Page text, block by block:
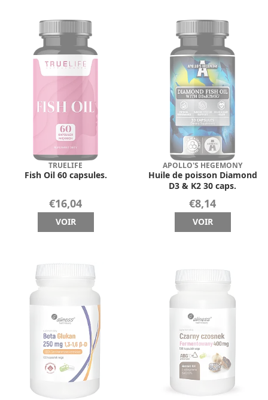
TRUELIFE
Fish Oil 60 capsules.
€16,04
VOIR
APOLLO'S HEGEMONY
Huile de poisson Diamond
D3 & K2 30 caps.
€8,14
VOIR